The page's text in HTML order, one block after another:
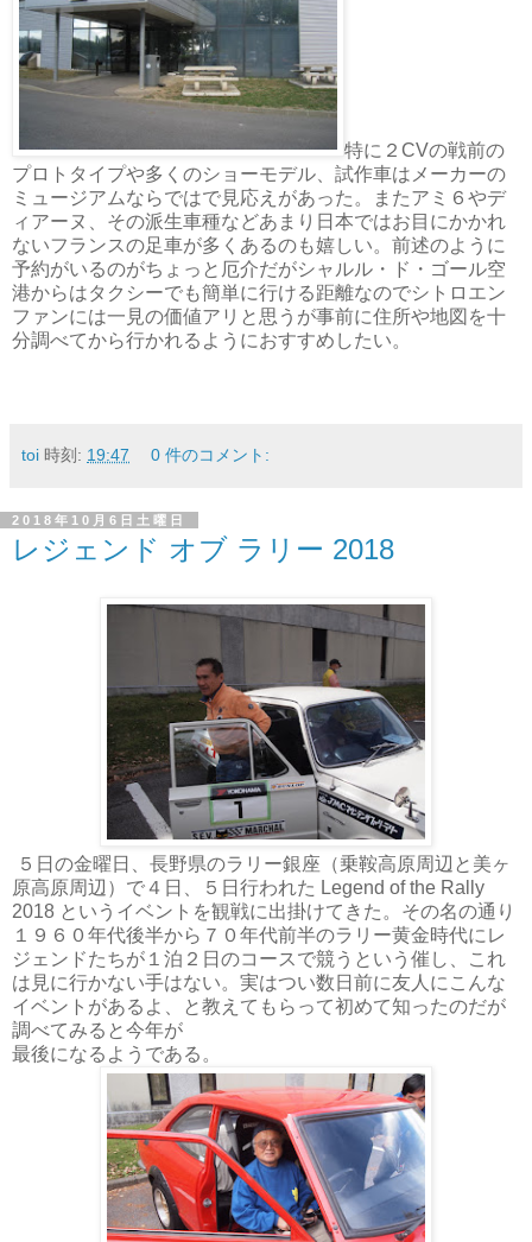
特に２CVの戦前の
プロトタイプや多くのショーモデル、試作車はメーカーの
ミュージアムならではで見応えがあった。またアミ６やデ
ィアーヌ、その派生車種などあまり日本ではお目にかかれ
ないフランスの足車が多くあるのも嬉しい。前述のように
予約がいるのがちょっと厄介だがシャルル・ド・ゴール空
港からはタクシーでも簡単に行ける距離なのでシトロエン
ファンには一見の価値アリと思うが事前に住所や地図を十
分調べてから行かれるようにおすすめしたい。
toi 時刻: 19:47 0 件のコメント:
2018年10月6日土曜日
レジェンド オブ ラリー 2018
５日の金曜日、長野県のラリー銀座（乗鞍高原周辺と美ヶ
原高原周辺）で４日、５日行われた Legend of the Rally
2018 というイベントを観戦に出掛けてきた。その名の通り
１９６０年代後半から７０年代前半のラリー黄金時代にレ
ジェンドたちが１泊２日のコースで競うという催し、これ
は見に行かない手はない。実はつい数日前に友人にこんな
イベントがあるよ、と教えてもらって初めて知ったのだが
調べてみると今年が
最後になるようである。